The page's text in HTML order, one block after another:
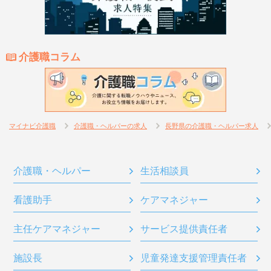
介護職コラム
マイナビ介護職 介護職・ヘルパーの求人 長野県の介護職・ヘルパー求人
介護職・ヘルパー 生活相談員
看護助手 ケアマネジャー
主任ケアマネジャー サービス提供責任者
施設長 児童発達支援管理責任者